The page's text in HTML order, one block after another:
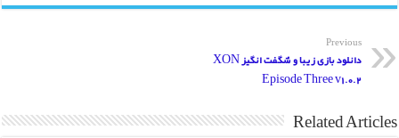
Previous
دانلود بازی زیبا و شگفت انگیز XON
Episode Three v1.0.2
Related Articles